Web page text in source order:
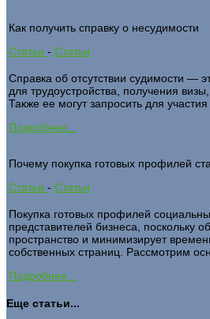
Как получить справку о несудимости
Статьи - Статьи
Справка об отсутствии судимости —
для трудоустройства, получения
Также ее могут запросить для
Подробнее...
Почему покупка готовых профилей
Статьи - Статьи
Покупка готовых профилей
представителей бизнеса, поскольку
пространство и минимизирует
собственных страниц. Рассмотрим
Подробнее...
Еще статьи...